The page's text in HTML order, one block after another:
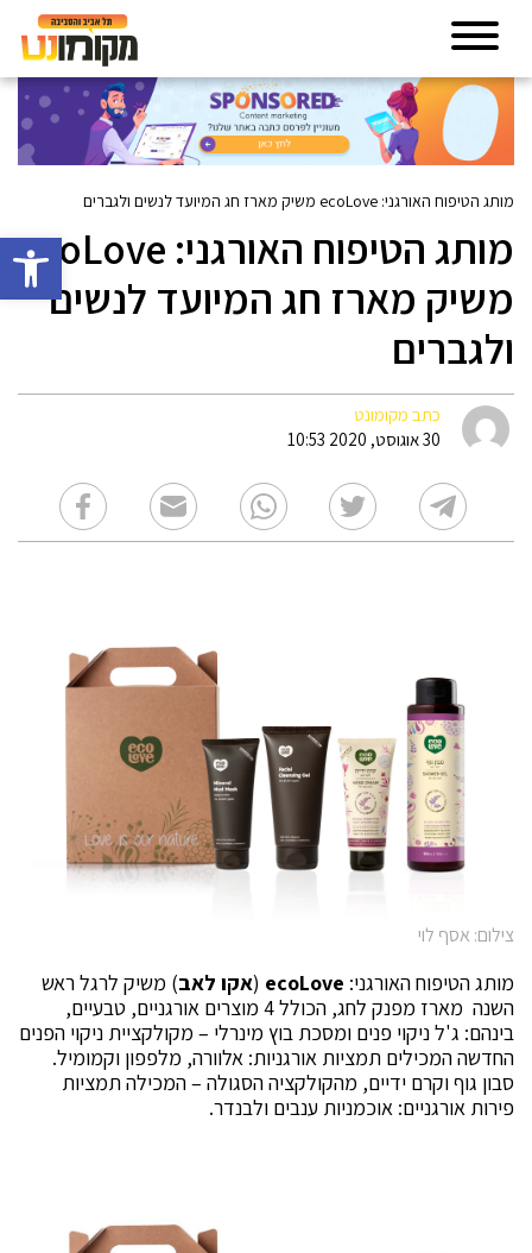
פתח
מותג הטיפוח האורגני: ecoLove משיק מארז חג המיועד לנשים ולגברים
מותג הטיפוח האורגני: ecoLove
משיק מארז חג המיועד לנשים
ולגברים
כתב מקומונט
30 אוגוסט, 2020 10:53
צילום: אסף לוי
מותג הטיפוח האורגני: ecoLove
(אקו לאב) משיק לרגל ראש
השנה מארז מפנק לחג, הכולל 4 מוצרים אורגניים, טבעיים,
בינהם: ג'ל ניקוי פנים ומסכת בוץ מינרלי – מקולקציית ניקוי הפנים
החדשה המכילים תמציות אורגניות: אלוורה, מלפפון וקמומיל.
סבון גוף וקרם ידיים, מהקולקציה הסגולה – המכילה תמציות
פירות אורגניים: אוכמניות ענבים ולבנדר.